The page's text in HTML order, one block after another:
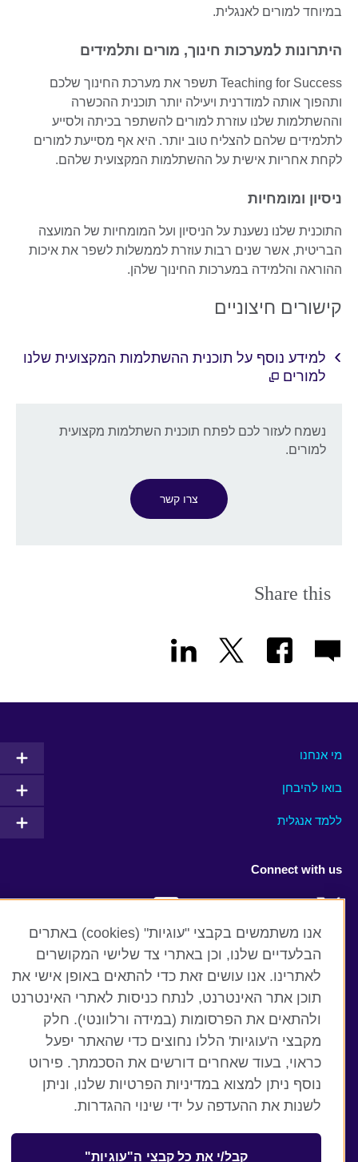
במיוחד למורים לאנגלית.
היתרונות למערכות חינוך, מורים ותלמידים
Teaching for Success תשפר את מערכת החינוך שלכם
ותהפוך אותה למודרנית ויעילה יותר תוכנית ההכשרה
וההשתלמות שלנו עוזרת למורים להשתפר בכיתה ולסייע
לתלמידים שלהם להצליח טוב יותר. היא אף מסייעת למורים
לקחת אחריות אישית על ההשתלמות המקצועית שלהם.
ניסיון ומומחיות
התוכנית שלנו נשענת על הניסיון ועל המומחיות של המועצה
הבריטית, אשר שנים רבות עוזרת לממשלות לשפר את איכות
ההוראה והלמידה במערכות החינוך שלהן.
קישורים חיצוניים
למידע נוסף על תוכנית ההשתלמות המקצועית שלנו
למורים
נשמח לעזור לכם לפתח תוכנית השתלמות מקצועית
למורים.
צרו קשר
Share this
מי אנחנו
בואו להיבחן
ללמד אנגלית
Connect with us
YouTube
Flickr RSS
TikTok
British Council global
קבצי עוגיות
אנו משתמשים בקבצי "עוגיות" (cookies) באתרים
הבלעדיים שלנו, וכן באתרי צד שלישי המקושרים
לאתרינו. אנו עושים זאת כדי להתאים באופן אישי את
תוכן אתר האינטרנט, לנתח כניסות לאתרי האינטרנט
ולהתאים את הפרסומות (במידה ורלוונטי). חלק
מקבצי ה'עוגיות' הללו נחוצים כדי שהאתר יפעל
כראוי, בעוד שאחרים דורשים את הסכמתך. פירוט
נוסף ניתן למצוא במדיניות הפרטיות שלנו, וניתן
לשנות את ההעדפה על ידי שינוי ההגדרות.
קבל/י את כל קבצי ה"עוגיות"